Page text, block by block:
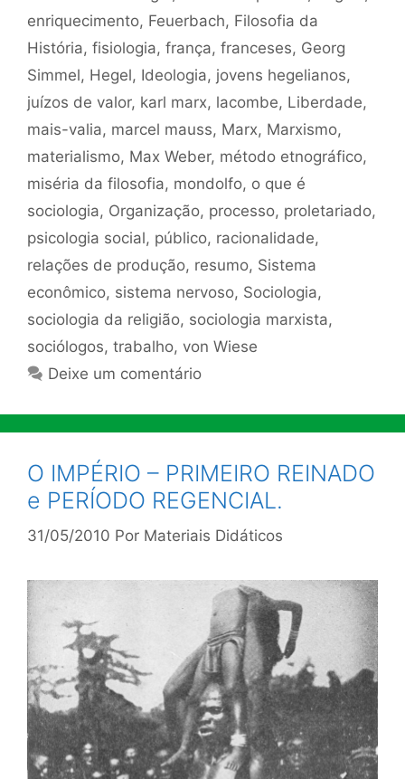
enriquecimento, Feuerbach, Filosofia da
História, fisiologia, frança, franceses, Georg
Simmel, Hegel, Ideologia, jovens hegelianos,
juízos de valor, karl marx, lacombe, Liberdade,
mais-valia, marcel mauss, Marx, Marxismo,
materialismo, Max Weber, método etnográfico,
miséria da filosofia, mondolfo, o que é
sociologia, Organização, processo, proletariado,
psicologia social, público, racionalidade,
relações de produção, resumo, Sistema
econômico, sistema nervoso, Sociologia,
sociologia da religião, sociologia marxista,
sociólogos, trabalho, von Wiese
Deixe um comentário
O IMPÉRIO – PRIMEIRO REINADO
e PERÍODO REGENCIAL.
31/05/2010 Por Materiais Didáticos